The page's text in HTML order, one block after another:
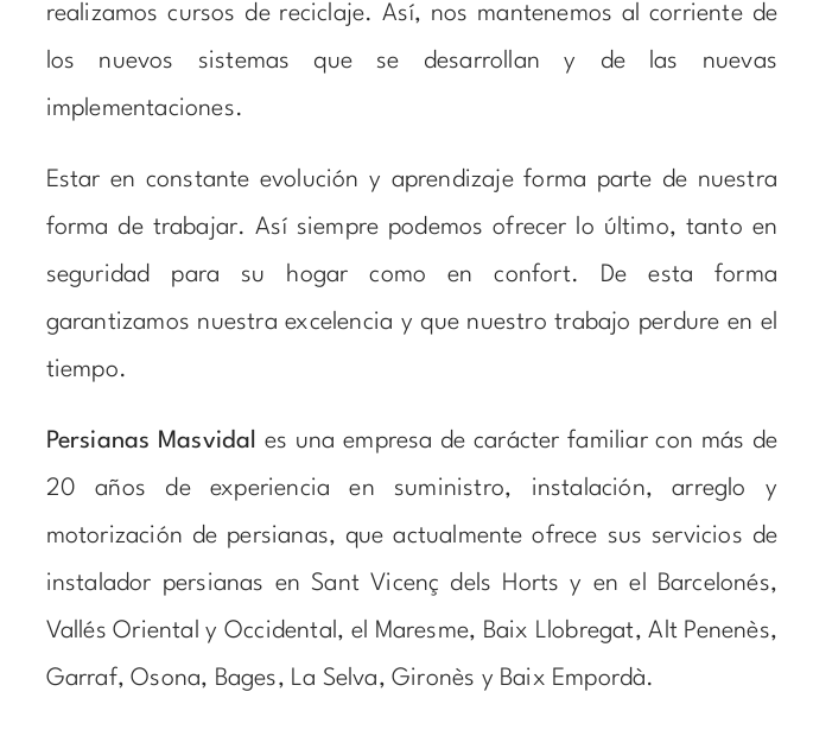
realizamos cursos de reciclaje. Así, nos mantenemos al corriente de
los nuevos sistemas que se desarrollan y de las nuevas
implementaciones.
Estar en constante evolución y aprendizaje forma parte de nuestra
forma de trabajar. Así siempre podemos ofrecer lo último, tanto en
seguridad para su hogar como en confort. De esta forma
garantizamos nuestra excelencia y que nuestro trabajo perdure en el
tiempo.
Persianas Masvidal
es una empresa de carácter familiar con más de
20 años de experiencia en suministro, instalación, arreglo y
motorización de persianas, que actualmente ofrece sus servicios de
instalador persianas en Sant Vicenç dels Horts y en el Barcelonés,
Vallés Oriental y Occidental, el Maresme, Baix Llobregat, Alt Penenès,
Garraf, Osona, Bages, La Selva, Gironès y Baix Empordà.